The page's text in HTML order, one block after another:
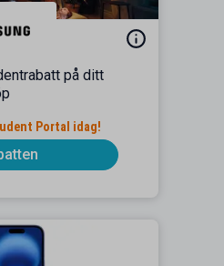
på ditt
Portal idag!